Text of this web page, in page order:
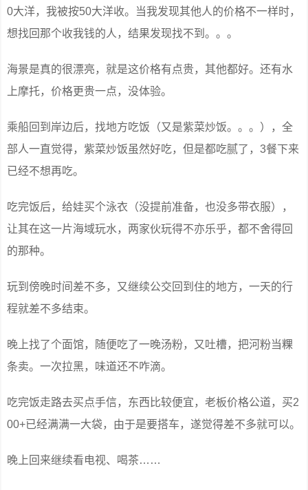
0大洋，我被按50大洋收。当我发现其他人的价格不一样时，
想找回那个收我钱的人，结果发现找不到。。。
海景是真的很漂亮，就是这价格有点贵，其他都好。还有水
上摩托，价格更贵一点，没体验。
乘船回到岸边后，找地方吃饭（又是紫菜炒饭。。。），全
部人一直觉得，紫菜炒饭虽然好吃，但是都吃腻了，3餐下来
已经不想再吃。
吃完饭后，给娃买个泳衣（没提前准备，也没多带衣服），
让其在这一片海域玩水，两家伙玩得不亦乐乎，都不舍得回
的那种。
玩到傍晚时间差不多，又继续公交回到住的地方，一天的行
程就差不多结束。
晚上找了个面馆，随便吃了一晚汤粉，又吐槽，把河粉当粿
条卖。一次拉黑，味道还不咋滴。
吃完饭走路去买点手信，东西比较便宜，老板价格公道，买2
00+已经满满一大袋，由于是要搭车，遂觉得差不多就可以。
晚上回来继续看电视、喝茶……